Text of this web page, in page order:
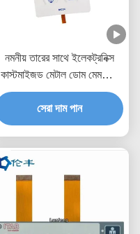
নমনীয় তারের সাথে ইলেকট্রনিক্স
কাস্টমাইজড মেটাল ডোম মেমব্রেন
সুইচ
সেরা দাম পান